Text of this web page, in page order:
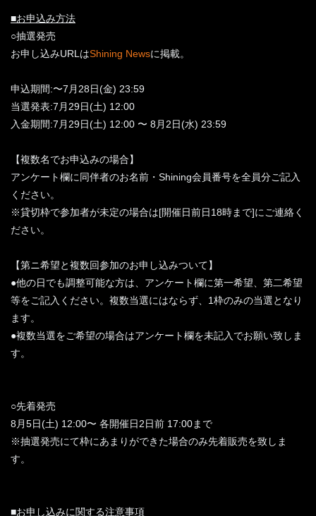
■お申込み方法
○抽選発売
お申し込みURLはShining Newsに掲載。
申込期間:〜7月28日(金) 23:59
当選発表:7月29日(土) 12:00
入金期間:7月29日(土) 12:00 〜 8月2日(水) 23:59
【複数名でお申込みの場合】
アンケート欄に同伴者のお名前・Shining会員番号を全員分ご記入
ください。
※貸切枠で参加者が未定の場合は[開催日前日18時まで]にご連絡く
ださい。
【第ニ希望と複数回参加のお申し込みついて】
●他の日でも調整可能な方は、アンケート欄に第一希望、第二希望
等をご記入ください。複数当選にはならず、1枠のみの当選となり
ます。
●複数当選をご希望の場合はアンケート欄を未記入でお願い致しま
す。
○先着発売
8月5日(土) 12:00〜 各開催日2日前 17:00まで
※抽選発売にて枠にあまりができた場合のみ先着販売を致しま
す。
■お申し込みに関する注意事項